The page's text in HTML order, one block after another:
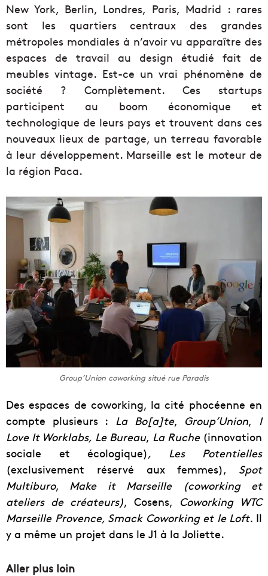
New York, Berlin, Londres, Paris, Madrid : rares
sont les quartiers centraux des grandes
métropoles mondiales à n’avoir vu apparaître des
espaces de travail au design étudié fait de
meubles vintage. Est-ce un vrai phénomène de
société ? Complètement. Ces startups
participent au boom économique et
technologique de leurs pays et trouvent dans ces
nouveaux lieux de partage, un terreau favorable
à leur développement. Marseille est le moteur de
la région Paca.
Group’Union coworking situé rue Paradis
Des espaces de coworking, la cité phocéenne en
compte plusieurs : La Bo[a]te, Group’Union, I
Love It Worklabs, Le Bureau, La Ruche (innovation
sociale et écologique), Les Potentielles
(exclusivement réservé aux femmes), Spot
Multiburo, Make it Marseille (coworking et
ateliers de créateurs), Cosens, Coworking WTC
Marseille Provence, Smack Coworking et le Loft. Il
y a même un projet dans le J1 à la Joliette.
Aller plus loin